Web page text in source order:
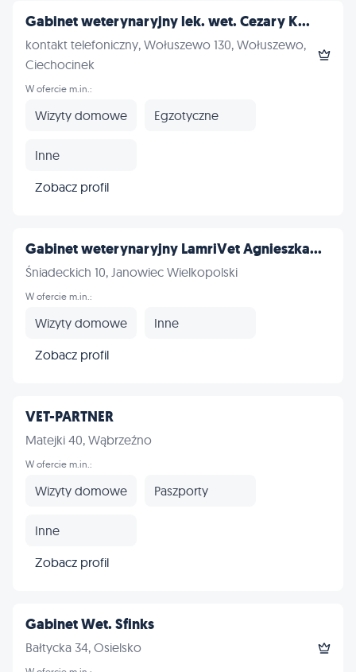
Gabinet weterynaryjny lek. wet. Cezary K...
kontakt telefoniczny, Wołuszewo 130, Wołuszewo,
Ciechocinek
W ofercie m.in.:
Wizyty domowe Egzotyczne
Inne
Zobacz profil
Gabinet weterynaryjny LamriVet Agnieszka...
Śniadeckich 10, Janowiec Wielkopolski
W ofercie m.in.:
Wizyty domowe
Inne
Zobacz profil
VET-PARTNER
Matejki 40, Wąbrzeźno
W ofercie m.in.:
Wizyty domowe Paszporty
Inne
Zobacz profil
Gabinet Wet. Sfinks
Bałtycka 34, Osielsko